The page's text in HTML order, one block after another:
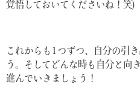
覚悟しておいてくださいね！笑)
これからも1つずつ、自分の引
う。そしてどんな時も自分と向
進んでいきましょう！